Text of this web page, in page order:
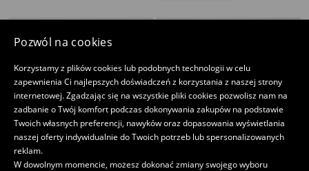
Pozwól na cookies
Korzystamy z plików cookies lub podobnych technologii w celu
zapewnienia Ci najlepszych doświadczeń z korzystania z naszej strony
internetowej. Zgadzając się na wszystkie pliki cookies pozwolisz nam na
zadbanie o Twój komfort podczas dokonywania zakupów na podstawie
Twoich własnych preferencji, nawyków oraz dopasowania wyświetlania
naszej oferty indywidualnie do Twoich potrzeb lub spersonalizowanych
reklam.
W dowolnym momencie, możesz dokonać zmiany swojego wyboru